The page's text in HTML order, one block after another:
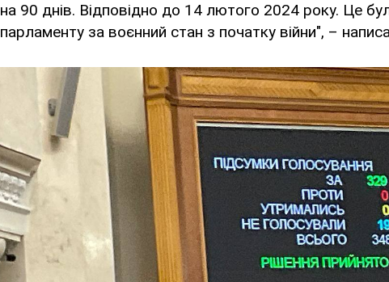
на 90 днів. Відповідно до 14 лютого 2024 року. Це
парламенту за воєнний стан з початку війни", –